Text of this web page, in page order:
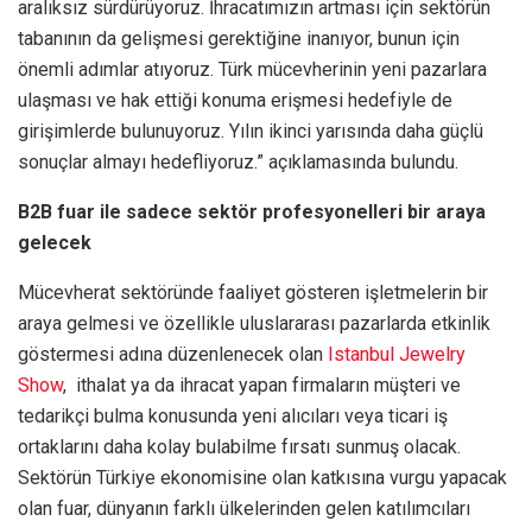
aralıksız sürdürüyoruz. İhracatımızın artması için sektörün
tabanının da gelişmesi gerektiğine inanıyor, bunun için
önemli adımlar atıyoruz. Türk mücevherinin yeni pazarlara
ulaşması ve hak ettiği konuma erişmesi hedefiyle de
girişimlerde bulunuyoruz. Yılın ikinci yarısında daha güçlü
sonuçlar almayı hedefliyoruz.” açıklamasında bulundu.
B2B fuar ile sadece sektör profesyonelleri bir araya
gelecek
Mücevherat sektöründe faaliyet gösteren işletmelerin bir
araya gelmesi ve özellikle uluslararası pazarlarda etkinlik
göstermesi adına düzenlenecek olan Istanbul Jewelry
Show, ithalat ya da ihracat yapan firmaların müşteri ve
tedarikçi bulma konusunda yeni alıcıları veya ticari iş
ortaklarını daha kolay bulabilme fırsatı sunmuş olacak.
Sektörün Türkiye ekonomisine olan katkısına vurgu yapacak
olan fuar, dünyanın farklı ülkelerinden gelen katılımcıları